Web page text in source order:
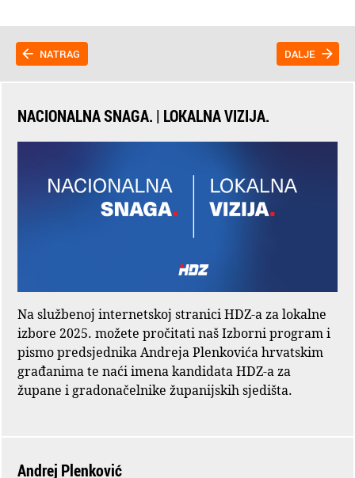
NATRAG DALJE
NACIONALNA SNAGA. | LOKALNA VIZIJA.
Na službenoj internetskoj stranici HDZ-a za lokalne
izbore 2025. možete pročitati naš Izborni program i
pismo predsjednika Andreja Plenkovića hrvatskim
građanima te naći imena kandidata HDZ-a za
župane i gradonačelnike županijskih sjedišta.
Andrej Plenković